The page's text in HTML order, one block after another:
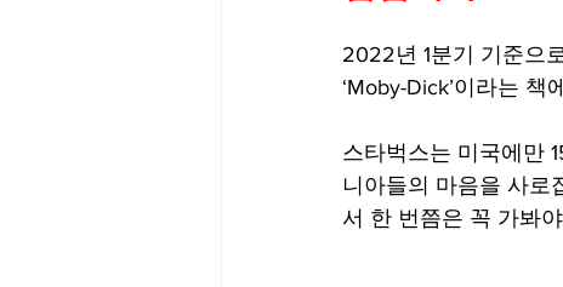
Bronx-맛집/여행지 Bryce
Cambridge-맛집/여행지
2022년 1분기 기준으
‘Moby-Dick’이라는
스타벅스는 미국에만
니아들의 마음을 사로
서 한 번쯤은 꼭 가봐